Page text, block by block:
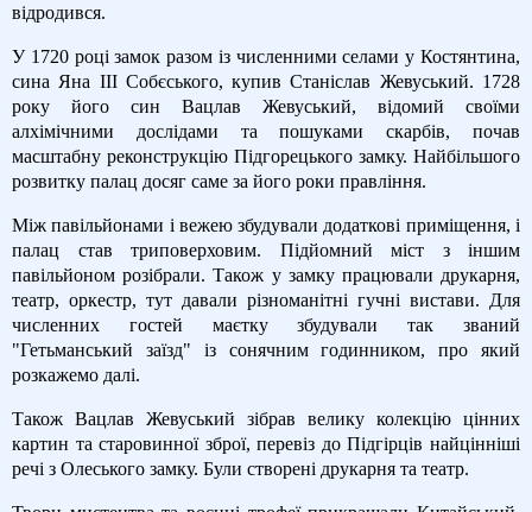
відродився.
У 1720 році замок разом із численними селами у Костянтина,
сина Яна ІІІ Собєського, купив Станіслав Жевуський. 1728
року його син Вацлав Жевуський, відомий своїми
алхімічними дослідами та пошуками скарбів, почав
масштабну реконструкцію Підгорецького замку. Найбільшого
розвитку палац досяг саме за його роки правління.
Між павільйонами і вежею збудували додаткові приміщення, і
палац став триповерховим. Підйомний міст з іншим
павільйоном розібрали. Також у замку працювали друкарня,
театр, оркестр, тут давали різноманітні гучні вистави. Для
численних гостей маєтку збудували так званий
"Гетьманський заїзд" із сонячним годинником, про який
розкажемо далі.
Також Вацлав Жевуський зібрав велику колекцію цінних
картин та старовинної зброї, перевіз до Підгірців найцінніші
речі з Олеського замку. Були створені друкарня та театр.